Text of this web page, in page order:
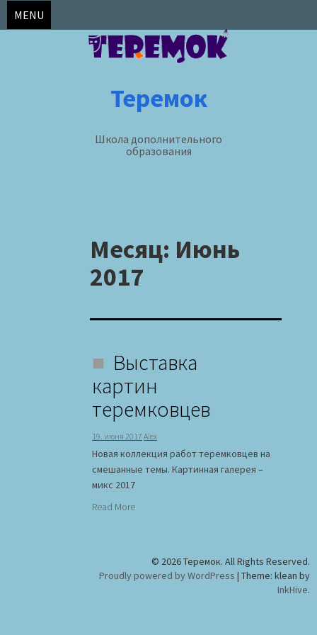
MENU
Теремок
Школа дополнительного
образования
content
Месяц: Июнь
2017
Выставка
картин
теремковцев
19. июня 2017 Alex
Новая коллекция работ теремковцев на
смешанные темы. Картинная галерея –
микс 2017
Read More
© 2026 Теремок. All Rights Reserved.
Proudly powered by WordPress | Theme: klean by
InkHive.